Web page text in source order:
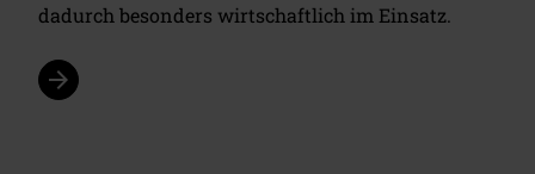
dadurch besonders wirtschaftlich im Einsatz.
arrow_forward